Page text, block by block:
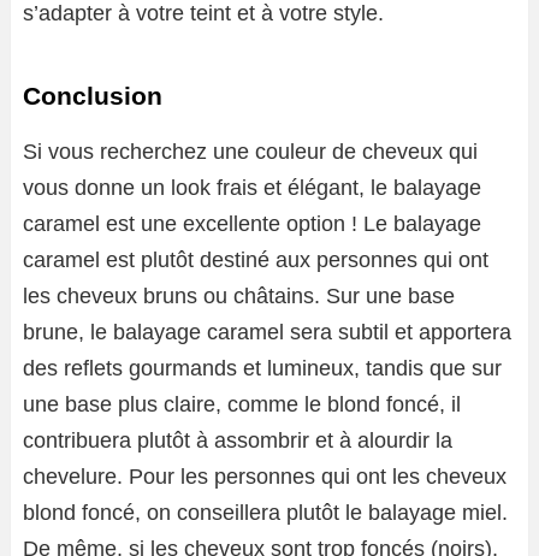
s’adapter à votre teint et à votre style.
Conclusion
Si vous recherchez une couleur de cheveux qui
vous donne un look frais et élégant, le balayage
caramel est une excellente option ! Le balayage
caramel est plutôt destiné aux personnes qui ont
les cheveux bruns ou châtains. Sur une base
brune, le balayage caramel sera subtil et apportera
des reflets gourmands et lumineux, tandis que sur
une base plus claire, comme le blond foncé, il
contribuera plutôt à assombrir et à alourdir la
chevelure. Pour les personnes qui ont les cheveux
blond foncé, on conseillera plutôt le balayage miel.
De même, si les cheveux sont trop foncés (noirs),